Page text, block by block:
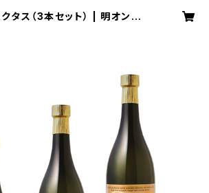
タス（3本セット） | 明オンラ